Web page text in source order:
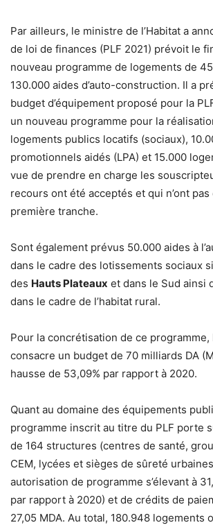
Par ailleurs, le ministre de l’Habitat a
de loi de finances (PLF 2021) prévoit le
nouveau programme de logements de
130.000 aides d’auto-construction. Il a
budget d’équipement proposé pour la
un nouveau programme pour la
logements publics locatifs (sociaux),
promotionnels aidés (LPA) et 15.000
vue de prendre en charge les
recours ont été acceptés et qui n’ont
première tranche.
Sont également prévus 50.000 aides à
dans le cadre des lotissements sociaux
des Hauts Plateaux et dans le Sud ainsi
dans le cadre de l’habitat rural.
Pour la concrétisation de ce programme,
consacre un budget de 70 milliards DA
hausse de 53,09% par rapport à 2020.
Quant au domaine des équipements
programme inscrit au titre du PLF porte
de 164 structures (centres de santé,
CEM, lycées et sièges de sûreté
autorisation de programme s’élevant à
par rapport à 2020) et de crédits de
27,05 MDA. Au total, 180.948 logements